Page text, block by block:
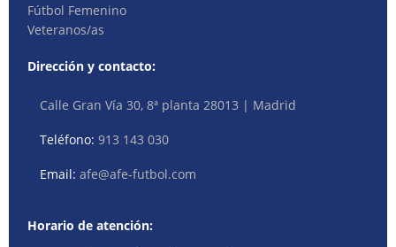
Fútbol Femenino
Veteranos/as
Dirección y contacto:
Calle Gran Vía 30, 8ª planta 28013 | Madrid
Teléfono:913 143 030
Email:afe@afe-futbol.com
Horario de atención: